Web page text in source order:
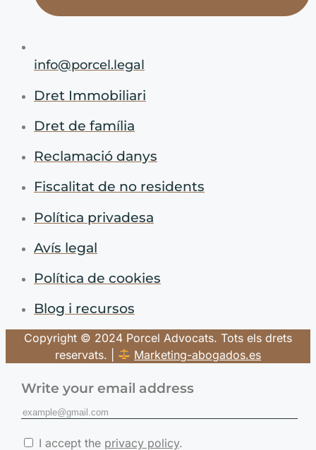
info@porcel.legal
Dret Immobiliari
Dret de família
Reclamació danys
Fiscalitat de no residents
Política privadesa
Avís legal
Política de cookies
Blog i recursos
Copyright © 2024 Porcel Advocats. Tots els drets
reservats. |
Marketing-abogados.es
Write your email address
I accept the privacy policy.